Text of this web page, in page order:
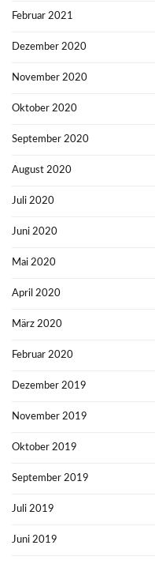
Februar 2021
Dezember 2020
November 2020
Oktober 2020
September 2020
August 2020
Juli 2020
Juni 2020
Mai 2020
April 2020
März 2020
Februar 2020
Dezember 2019
November 2019
Oktober 2019
September 2019
Juli 2019
Juni 2019